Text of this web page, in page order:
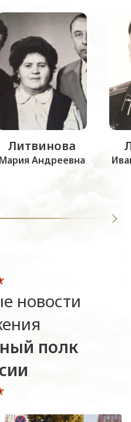
Литвинова
Мария Андреевна
новости
полк